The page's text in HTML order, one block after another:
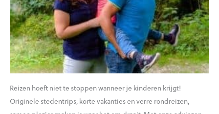
Reizen hoeft niet te stoppen wanneer je kinderen krijgt!
Originele stedentrips, korte vakanties en verre rondreizen,